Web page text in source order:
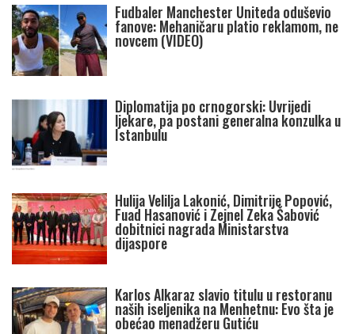
Fudbaler Manchester Uniteda oduševio
fanove: Mehaničaru platio reklamom, ne
novcem (VIDEO)
Diplomatija po crnogorski: Uvrijedi
ljekare, pa postani generalna konzulka u
Istanbulu
Hulija Velilja Lakonić, Dimitrije Popović,
Fuad Hasanović i Zejnel Zeka Šabović
dobitnici nagrada Ministarstva
dijaspore
Karlos Alkaraz slavio titulu u restoranu
naših iseljenika na Menhetnu: Evo šta je
obećao menadžeru Gutiću